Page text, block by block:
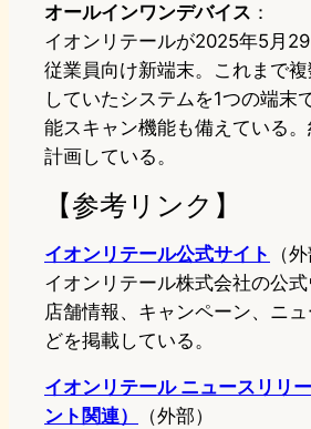
オールインワンデバイス ：
イオンリテールが2025年5月
従業員向け新端末。これまで
していたシステムを1つの端末
能スキャン機能も備えている
計画している。
【参考リンク】
イオンリテール公式サイト
（
イオンリテール株式会社の公式
店舗情報、キャンペーン、ニ
どを掲載している。
イオンリテール ニュースリリ
ント関連）
（外部）